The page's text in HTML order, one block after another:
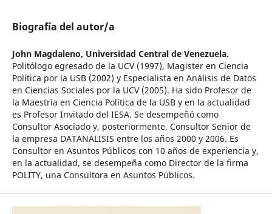
Biografía del autor/a
John Magdaleno, Universidad Central de Venezuela.
Politólogo egresado de la UCV (1997), Magister en Ciencia
Política por la USB (2002) y Especialista en Análisis de Datos
en Ciencias Sociales por la UCV (2005). Ha sido Profesor de
la Maestría en Ciencia Política de la USB y en la actualidad
es Profesor Invitado del IESA. Se desempeñó como
Consultor Asociado y, posteriormente, Consultor Senior de
la empresa DATANALISIS entre los años 2000 y 2006. Es
Consultor en Asuntos Públicos con 10 años de experiencia y,
en la actualidad, se desempeña como Director de la firma
POLITY, una Consultora en Asuntos Públicos.